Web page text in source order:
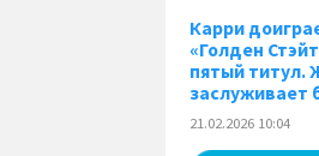
Карри
«Голден
пятый титул.
заслуживает
21.02.2026 10:04